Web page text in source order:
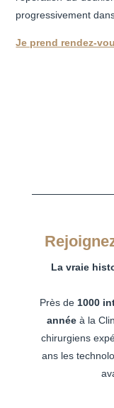
progressivement
Je prend rendez-
La vraie
Près de 1000
annéeà la
chirurgiens
ans les